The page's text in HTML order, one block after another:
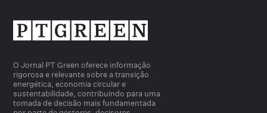
O Jornal PT Green oferece informação
rigorosa e relevante sobre a transição
energética, economia circular e
sustentabilidade, contribuindo para uma
tomada de decisão mais fundamentada